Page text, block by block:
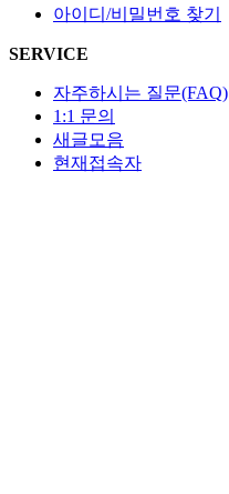
아이디/비밀번호 찾기
SERVICE
자주하시는 질문(FAQ)
1:1 문의
새글모음
현재접속자